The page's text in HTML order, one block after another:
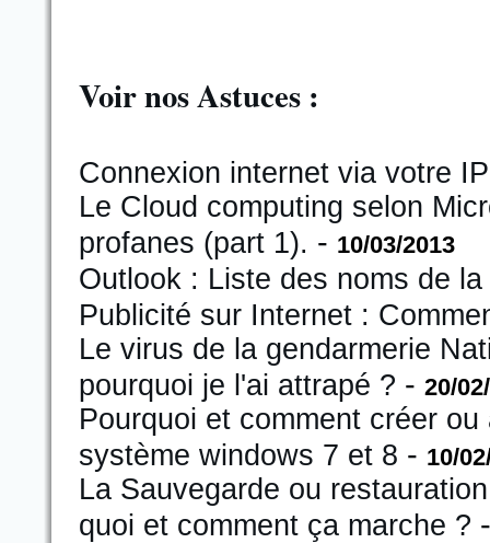
Voir nos Astuces :
Connexion internet via votre
Le Cloud computing selon
profanes (part 1). - 10/03/2013
Outlook : Liste des noms de
Publicité sur Internet :
Le virus de la gendarmerie
pourquoi je l'ai attrapé ? - 20/
Pourquoi et comment créer
système windows 7 et 8 - 10/
La Sauvegarde ou
quoi et comment ça marche ?